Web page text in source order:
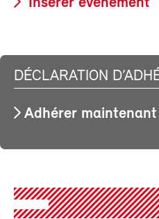
DÉCLARATION
Adhérer maintenant